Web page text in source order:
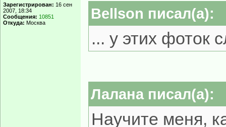
Зарегистрирован: 16 сен
2007, 18:34
Сообщения: 10851
Откуда: Москва
Bellson писал(а):
... у этих фоток
Лалана писал(а):
Научите меня,